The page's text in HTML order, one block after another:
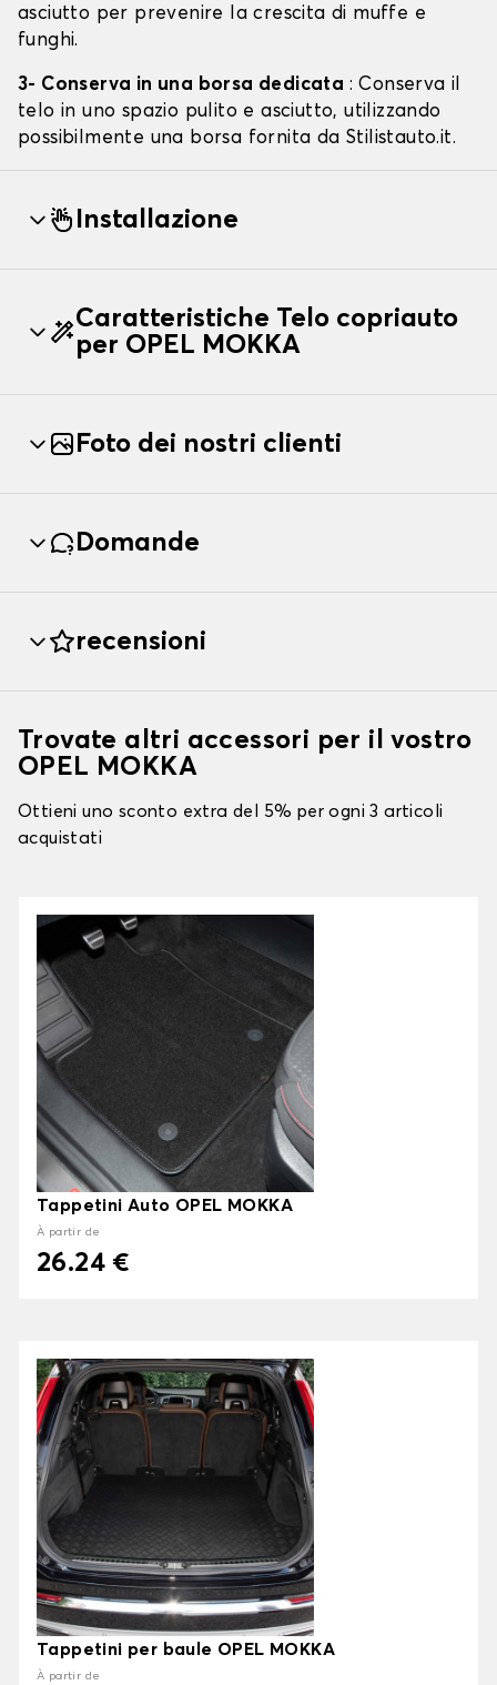
asciutto per prevenire la crescita di muffe e
funghi.
3- Conserva in una borsa dedicata : Conserva il
telo in uno spazio pulito e asciutto, utilizzando
possibilmente una borsa fornita da Stilistauto.it.
Installazione
Caratteristiche Telo copriauto
per OPEL MOKKA
Foto dei nostri clienti
Domande
recensioni
Trovate altri accessori per il vostro
OPEL MOKKA
Ottieni uno sconto extra del 5% per ogni 3 articoli
acquistati
Tappetini Auto OPEL MOKKA
À partir de
26.24 €
Tappetini per baule OPEL MOKKA
À partir de